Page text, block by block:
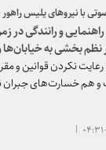
با نیروهای پلیس راهور
و رانندگی در
نظم بخشی به خیابان‌ها
نکردن قوانین و
هم خسارت‌های جبران